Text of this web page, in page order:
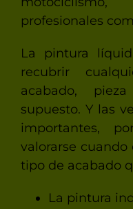
profesionales
La pintura
recubrir
acabado,
supuesto. Y las
importantes,
valorarse cuando
tipo de acabado
La pintura